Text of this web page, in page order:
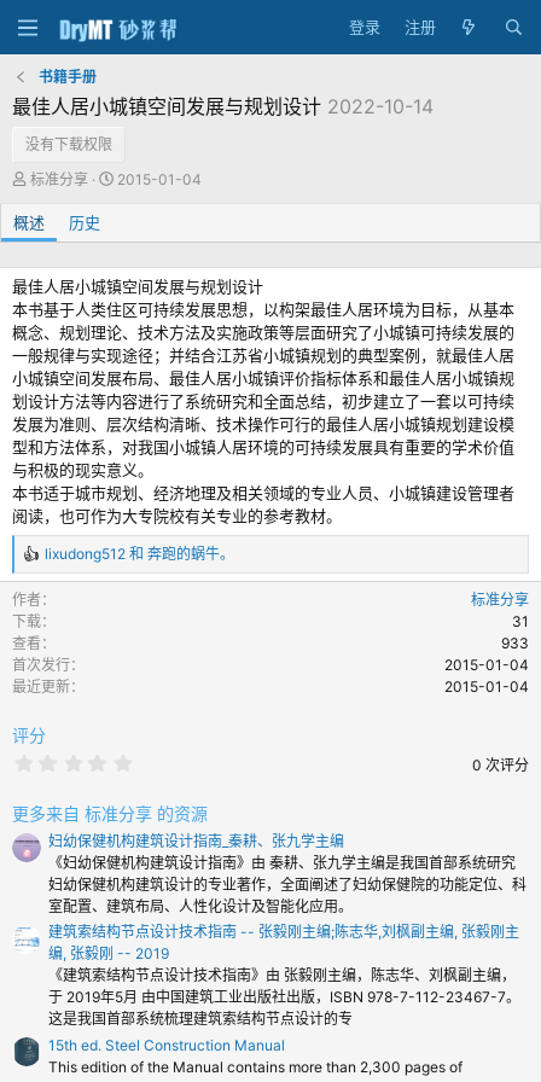
登录 注册
书籍手册
最佳人居小城镇空间发展与规划设计 2022-10-14
没有下载权限
作
标准分享
创
期
2015-01-04
概述 历史
最佳人居小城镇空间发展与规划设计
本书基于人类住区可持续发展思想，以构架最佳人居环境为目标，从基本
概念、规划理论、技术方法及实施政策等层面研究了小城镇可持续发展的
一般规律与实现途径；并结合江苏省小城镇规划的典型案例，就最佳人居
小城镇空间发展布局、最佳人居小城镇评价指标体系和最佳人居小城镇规
划设计方法等内容进行了系统研究和全面总结，初步建立了一套以可持续
发展为准则、层次结构清晰、技术操作可行的最佳人居小城镇规划建设模
型和方法体系，对我国小城镇人居环境的可持续发展具有重要的学术价值
与积极的现实意义。
本书适于城市规划、经济地理及相关领域的专业人员、小城镇建设管理者
阅读，也可作为大专院校有关专业的参考教材。
反
馈
：
lixudong512 和 奔跑的蜗牛。
作者
标准分享
下载
31
查看
933
首次发行
2015-01-04
最近更新
2015-01-04
评分
0
颗
星
0 次评分
更多来自 标准分享 的资源
妇幼保健机构建筑设计指南_秦耕、张九学主编
《妇幼保健机构建筑设计指南》由 秦耕、张九学主编是我国首部系统研究
妇幼保健机构建筑设计的专业著作，全面阐述了妇幼保健院的功能定位、科
室配置、建筑布局、人性化设计及智能化应用。
建筑索结构节点设计技术指南 -- 张毅刚主编;陈志华,刘枫副主编, 张毅刚主
编, 张毅刚 -- 2019
《建筑索结构节点设计技术指南》由 张毅刚主编，陈志华、刘枫副主编，
于 2019年5月 由中国建筑工业出版社出版，ISBN 978-7-112-23467-7。
这是我国首部系统梳理建筑索结构节点设计的专
15th ed. Steel Construction Manual
This edition of the Manual contains more than 2,300 pages of